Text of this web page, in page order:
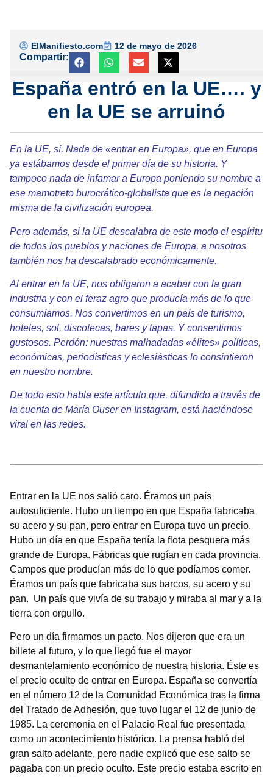
ElManifiesto.com 12 de mayo de 2026
Compartir:
España entró en la UE…. y
en la UE se arruinó
En la UE, sí. Nada de «entrar en Europa», que en Europa
ya estábamos desde el primer día de su historia. Y
tampoco nada de infamar a Europa poniendo su nombre a
ese mamotreto burocrático-globalista que es la negación
misma de la civilización europea.
Pero además, si la UE descalabra de este modo el espíritu
de todos los pueblos y naciones de Europa, a nosotros
también nos ha descalabrado económicamente.
Al entrar en la UE, nos obligaron a acabar con la gran
industria y con el feraz agro que producía más de lo que
consumíamos. Nos convertimos en un país de turismo,
hoteles, sol, discotecas, bares y tapas. Y consentimos
gustosos. Perdón: nuestras malhadadas «élites» políticas,
económicas, periodísticas y eclesiásticas lo consintieron
en nuestro nombre.
De todo esto habla este artículo que, difundido a través de
la cuenta de María Ouseren Instagram, está haciéndose
viral en las redes.
Entrar en la UE nos salió caro. Éramos un país
autosuficiente. Hubo un tiempo en que España fabricaba
su acero y su pan, pero entrar en Europa tuvo un precio.
Hubo un día en que España tenía la flota pesquera más
grande de Europa. Fábricas que rugían en cada provincia.
Campos que producían más de lo que podíamos comer.
Éramos un país que fabricaba sus barcos, su acero y su
pan. Un país que vivía de su trabajo y miraba al mar y a la
tierra con orgullo.
Pero un día firmamos un pacto. Nos dijeron que era un
billete al futuro, y lo que llegó fue el mayor
desmantelamiento económico de nuestra historia. Éste es
el precio oculto de entrar en Europa. España se convertía
en el número 12 de la Comunidad Económica tras la firma
del Tratado de Adhesión, que tuvo lugar el 12 de junio de
1985. La ceremonia en el Palacio Real fue presentada
como un acontecimiento histórico. La prensa habló del
gran salto adelante, pero nadie explicó que ese salto se
pagaba con un precio oculto. Este precio estaba escrito en